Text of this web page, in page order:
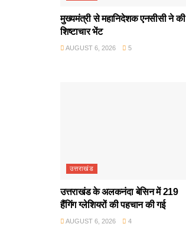
मुख्यमंत्री से महानिदेशक एनसीसी ने की
शिष्टाचार भेंट
AUGUST 6, 2026 5
उत्तराखंड
उत्तराखंड के अलकनंदा बेसिन में 219
हैंगिंग ग्लेशियरों की पहचान की गई
AUGUST 6, 2026 4